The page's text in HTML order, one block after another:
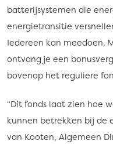
batterijsystemen die
energietransitie
Iedereen kan meedoen.
ontvang je een
bovenop het reguliere
“Dit fonds laat zien hoe
kunnen betrekken bij de
van Kooten, Algemeen